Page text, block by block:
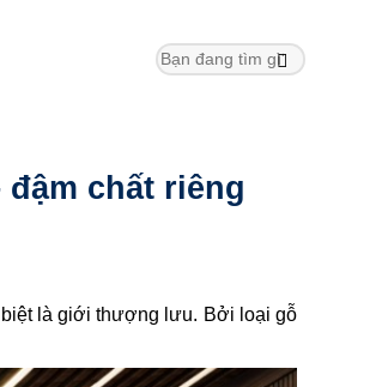
chất riêng
là giới thượng lưu. Bởi loại gỗ